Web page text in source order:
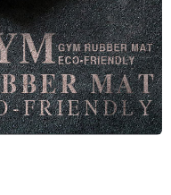
til mit
Leadman Fitness?